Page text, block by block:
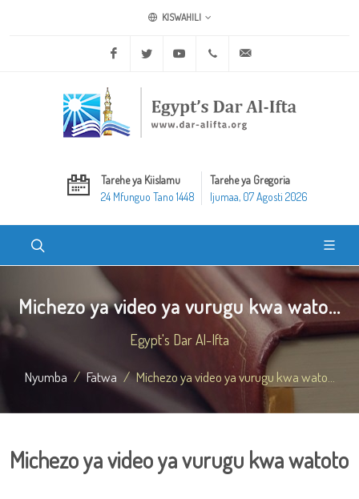
KISWAHILI
Facebook Twitter Youtube +20 2 25970400
Tarehe ya Kiislamu
24 Mfunguo Tano 1448
Tarehe ya Gregoria
Ijumaa, 07 Agosti 2026
Michezo ya video ya vurugu kwa wato...
Egypt's Dar Al-Ifta
Nyumba Fatwa Michezo ya video ya vurugu kwa wato...
Michezo ya video ya vurugu kwa watoto